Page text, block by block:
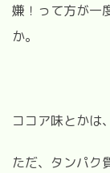
嫌！って方が一
か。
ココア味とかは
ただ、タンパク